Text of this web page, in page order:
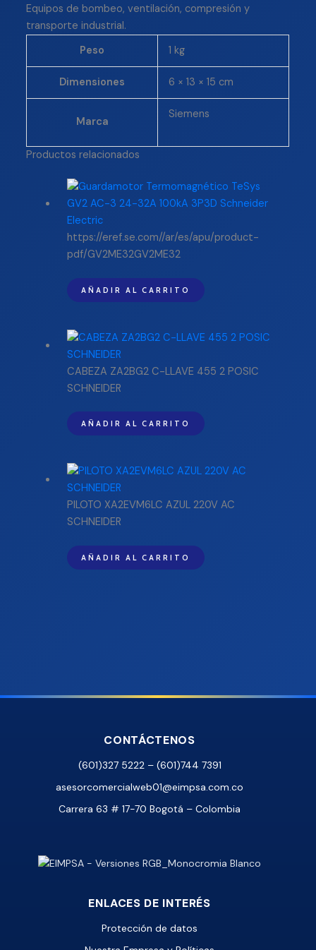
Equipos de bombeo, ventilación, compresión y
transporte industrial.
Peso
1 kg
Dimensiones 6 × 13 × 15 cm
Marca
Siemens
Productos relacionados
https://eref.se.com//ar/es/apu/product-
pdf/GV2ME32GV2ME32
AÑADIR AL CARRITO
CABEZA ZA2BG2 C-LLAVE 455 2 POSIC
SCHNEIDER
AÑADIR AL CARRITO
PILOTO XA2EVM6LC AZUL 220V AC
SCHNEIDER
AÑADIR AL CARRITO
CONTÁCTENOS
(601)327 5222 – (601)744 7391
asesorcomercialweb01@eimpsa.com.co
Carrera 63 # 17-70 Bogotá – Colombia
ENLACES DE INTERÉS
Protección de datos